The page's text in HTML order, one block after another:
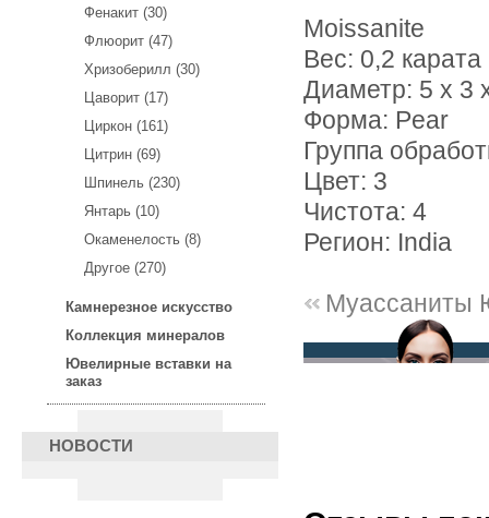
Фенакит (30)
Флюорит (47)
Хризоберилл (30)
Цаворит (17)
Циркон (161)
Цитрин (69)
Шпинель (230)
Янтарь (10)
Окаменелость (8)
Другое (270)
Камнерезное искусство
Коллекция минералов
Ювелирные вставки на
заказ
НОВОСТИ
Moissanite
Вес: 0,2 карата
Диаметр: 5 х 3
Форма: Pear
Группа
Цвет: 3
Чистота: 4
Регион: India
Муассаниты